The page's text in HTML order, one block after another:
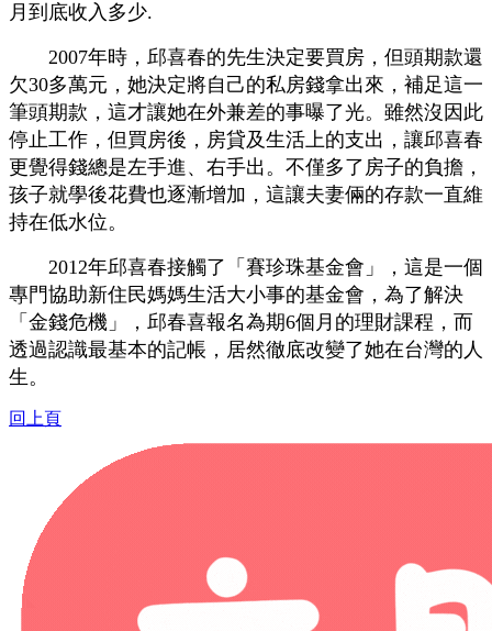
月到底收入多少.
2007年時，邱喜春的先生決定要買房，但頭期款還
欠30多萬元，她決定將自己的私房錢拿出來，補足這一
筆頭期款，這才讓她在外兼差的事曝了光。雖然沒因此
停止工作，但買房後，房貸及生活上的支出，讓邱喜春
更覺得錢總是左手進、右手出。不僅多了房子的負擔，
孩子就學後花費也逐漸增加，這讓夫妻倆的存款一直維
持在低水位。
2012年邱喜春接觸了「賽珍珠基金會」，這是一個
專門協助新住民媽媽生活大小事的基金會，為了解決
「金錢危機」，邱春喜報名為期6個月的理財課程，而
透過認識最基本的記帳，居然徹底改變了她在台灣的人
生。
回上頁